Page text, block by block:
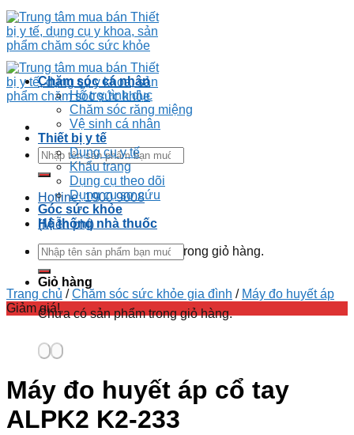
Hotline: 1900 9008
(Miễn phí)
Chưa có sản phẩm trong giỏ hàng.
Giỏ hàng
Chưa có sản phẩm trong giỏ hàng.
Chăm sóc cá nhân
Hỗ trợ tình dục
Chăm sóc răng miệng
Vệ sinh cá nhân
Thiết bị y tế
Dụng cụ y tế
Khẩu trang
Dụng cụ theo dõi
Dụng cụ sơ cứu
Góc sức khỏe
Hệ thống nhà thuốc
Trang chủ / Chăm sóc sức khỏe gia đình / Máy đo huyết áp
Giảm giá!
Máy đo huyết áp cổ tay
ALPK2 K2-233